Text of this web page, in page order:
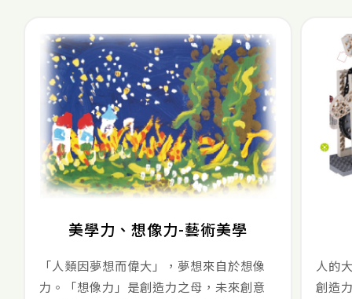
美學力、想像力-藝術美學
「人類因夢想而偉大」，夢想來自於想像
力。「想像力」是創造力之母，未來創意
人的
創造